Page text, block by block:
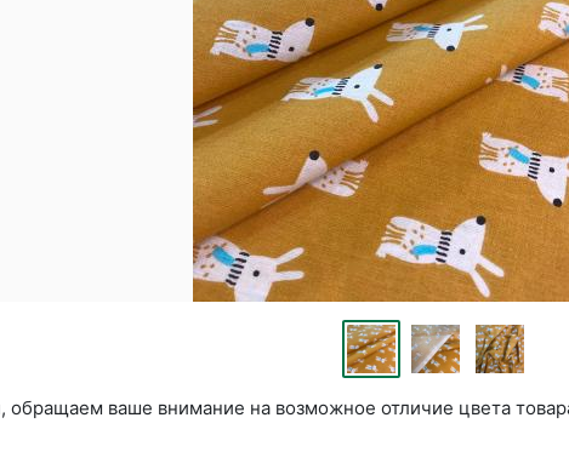
обращаем ваше внимание на возможное отличие цвета